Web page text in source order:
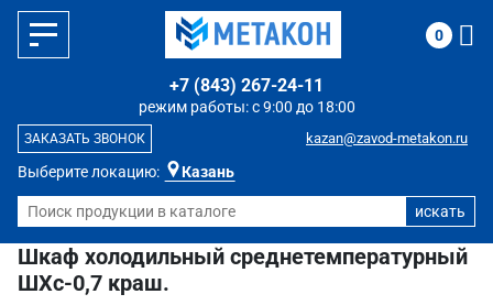
Выберите локацию: Казань
режим работы: с 9:00 до 18:00
+7 (843) 267-24-11
kazan@zavod-metakon.ru
ЗАКАЗАТЬ ЗВОНОК
0
Шкаф холодильный среднетемпературный
ШХс-0,7 краш.